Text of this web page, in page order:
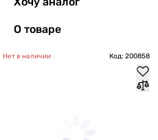
О товаре
Нет в наличии Код: 200858